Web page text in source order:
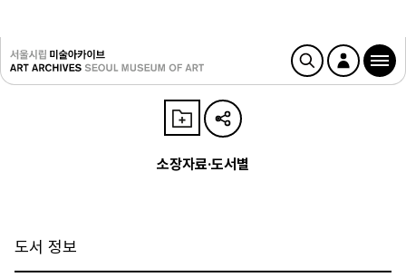
소장자료·도서별
도서 정보